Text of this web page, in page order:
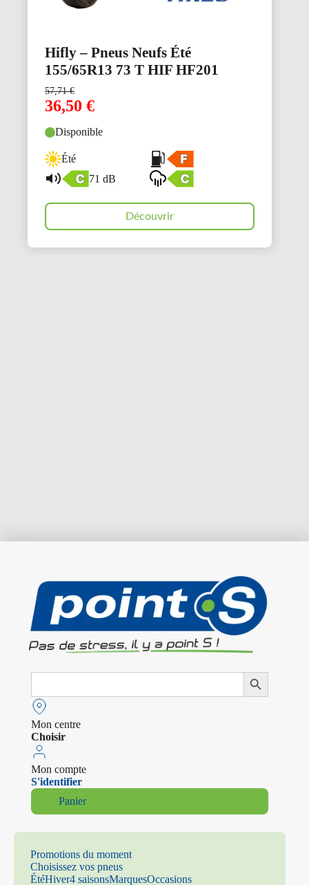
Hifly – Pneus Neufs Été
155/65R13 73 T HIF HF201
57,71€
36,50 €
Disponible
Été
71 dB
Découvrir
Search
Search Button
Mon centre
Choisir
Mon compte
S'identifier
Panier
Promotions du moment
Choisissez vos pneus
ÉtéHiver4 saisonsMarquesOccasions